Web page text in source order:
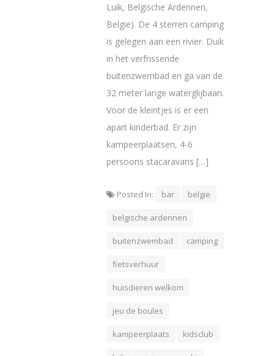
Luik, Belgische Ardennen,
Belgie). De 4 sterren camping
is gelegen aan een rivier. Duik
in het verfrissende
buitenzwembad en ga van de
32 meter lange waterglijbaan.
Voor de kleintjes is er een
apart kinderbad. Er zijn
kampeerplaatsen, 4-6
persoons stacaravans […]
Posted In: bar belgie
belgische ardennen
buitenzwembad camping
fietsverhuur
huisdieren welkom
jeu de boules
kampeerplaats kidsclub